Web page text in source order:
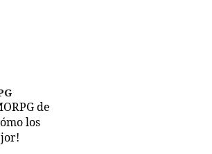
de
los